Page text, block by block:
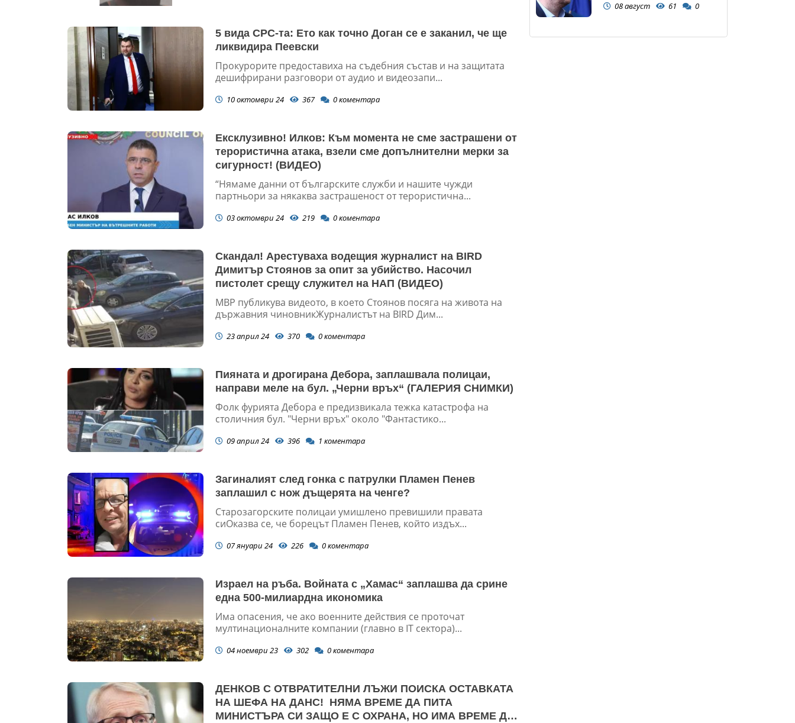
5 вида СРС-та: Ето как точно Доган се е заканил, че ще
ликвидира Пеевски
Прокурорите предоставиха на съдебния състав и на защитата
дешифрирани разговори от аудио и видеозапи...
10 октомври 24 367 0коментара
Ексклузивно! Илков: Към момента не сме застрашени от
терористична атака, взели сме допълнителни мерки за
сигурност! (ВИДЕО)
“Нямаме данни от българските служби и нашите чужди
партньори за някаква застрашеност от терористична...
03 октомври 24 219 0коментара
Скандал! Арестуваха водещия журналист на BIRD
Димитър Стоянов за опит за убийство. Насочил
пистолет срещу служител на НАП (ВИДЕО)
МВР публикува видеото, в което Стоянов посяга на живота на
държавния чиновникЖурналистът на BIRD Дим...
23 април 24 370 0коментара
Пияната и дрогирана Дебора, заплашвала полицаи,
направи меле на бул. „Черни връх“ (ГАЛЕРИЯ СНИМКИ)
Фолк фурията Дебора е предизвикала тежка катастрофа на
столичния бул. "Черни връх" около "Фантастико...
09 април 24 396 1 коментара
Загиналият след гонка с патрулки Пламен Пенев
заплашил с нож дъщерята на ченге?
Старозагорските полицаи умишлено превишили правата
сиОказва се, че борецът Пламен Пенев, който издъх...
07 януари 24 226 0коментара
Израел на ръба. Войната с „Хамас“ заплашва да срине
една 500-милиардна икономика
Има опасения, че ако военните действия се проточат
мултинационалните компании (главно в IT сектора)...
04 ноември 23 302 0коментара
ДЕНКОВ С ОТВРАТИТЕЛНИ ЛЪЖИ ПОИСКА ОСТАВКАТА
НА ШЕФА НА ДАНС! НЯМА ВРЕМЕ ДА ПИТА
МИНИСТЪРА СИ ЗАЩО Е С ОХРАНА, НО ИМА ВРЕМЕ ДА
крадецът вика дръжте
08 август 61 0